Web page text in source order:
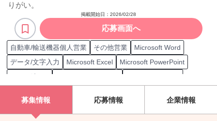
りがい。
掲載開始日： 2026/02/28
応募画面へ
自動車/輸送機器個人営業 その他営業
Microsoft Word
データ/文字入力
Microsoft Excel
Microsoft PowerPoint
Excel グラフ
普通自動車第一種運転免許
募集情報 応募情報 企業情報